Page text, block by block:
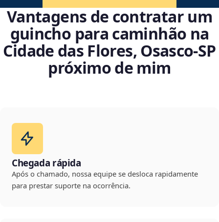
Vantagens de contratar um
guincho para caminhão na
Cidade das Flores, Osasco‑SP
próximo de mim
Chegada rápida
Após o chamado, nossa equipe se desloca rapidamente
para prestar suporte na ocorrência.